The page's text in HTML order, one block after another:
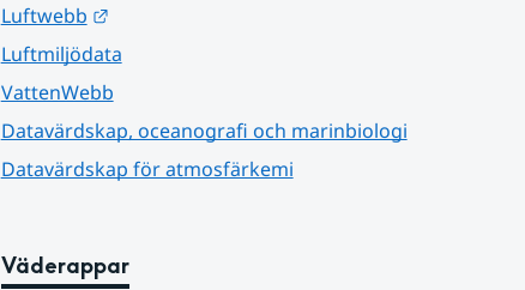
Luftwebb
Länk till annan webbplats.
Luftmiljödata
VattenWebb
Datavärdskap, oceanografi och marinbiologi
Datavärdskap för atmosfärkemi
Väderappar